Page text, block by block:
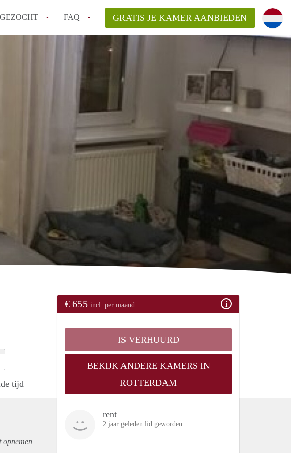
GEZOCHT FAQ
inschrijven bij de gemeente als ik een kamer huur in
wijken van Rotterdam kan ik het beste wonen als student?
GRATIS JE KAMER AANBIEDEN
tijd
€ 655 incl. per maand
IS VERHUURD
BEKIJK ANDERE KAMERS IN
ROTTERDAM
rent
2 jaar geleden lid geworden
opnemen